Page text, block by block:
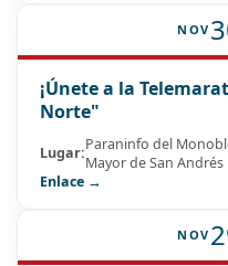
NOV
¡Únete a la
Norte"
Lugar:Paraninfo del
Mayor de San Andrés
Enlace →
NOV